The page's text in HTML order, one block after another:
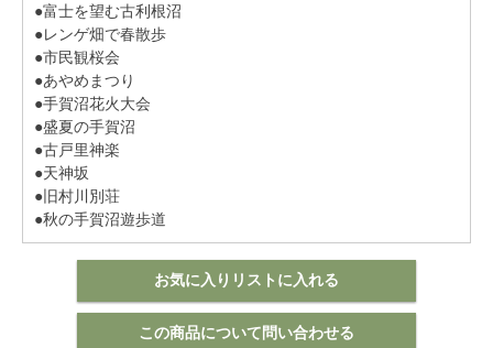
●富士を望む古利根沼
●レンゲ畑で春散歩
●市民観桜会
●あやめまつり
●手賀沼花火大会
●盛夏の手賀沼
●古戸里神楽
●天神坂
●旧村川別荘
●秋の手賀沼遊歩道